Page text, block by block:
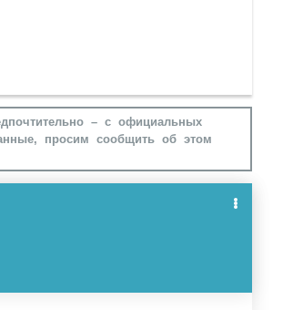
– с официальных
просим сообщить об этом